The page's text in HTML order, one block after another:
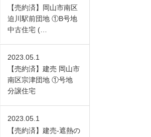
【売約済】岡山市南区
迫川駅前団地 ①B号地
中古住宅 (…
2023.05.1
【売約済】建売 岡山市
南区宗津団地 ①号地
分譲住宅
2023.05.1
【売約済】建売-遮熱の